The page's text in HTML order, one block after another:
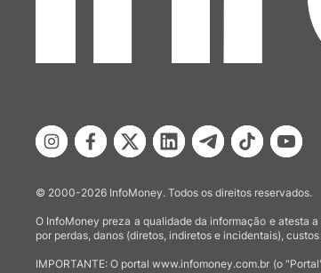
© 2000-2026 InfoMoney. Todos os direitos reservados.
O InfoMoney preza a qualidade da informação e atesta
por perdas, danos (diretos, indiretos e incidentais),
IMPORTANTE: O portal www.infomoney.com.br (o